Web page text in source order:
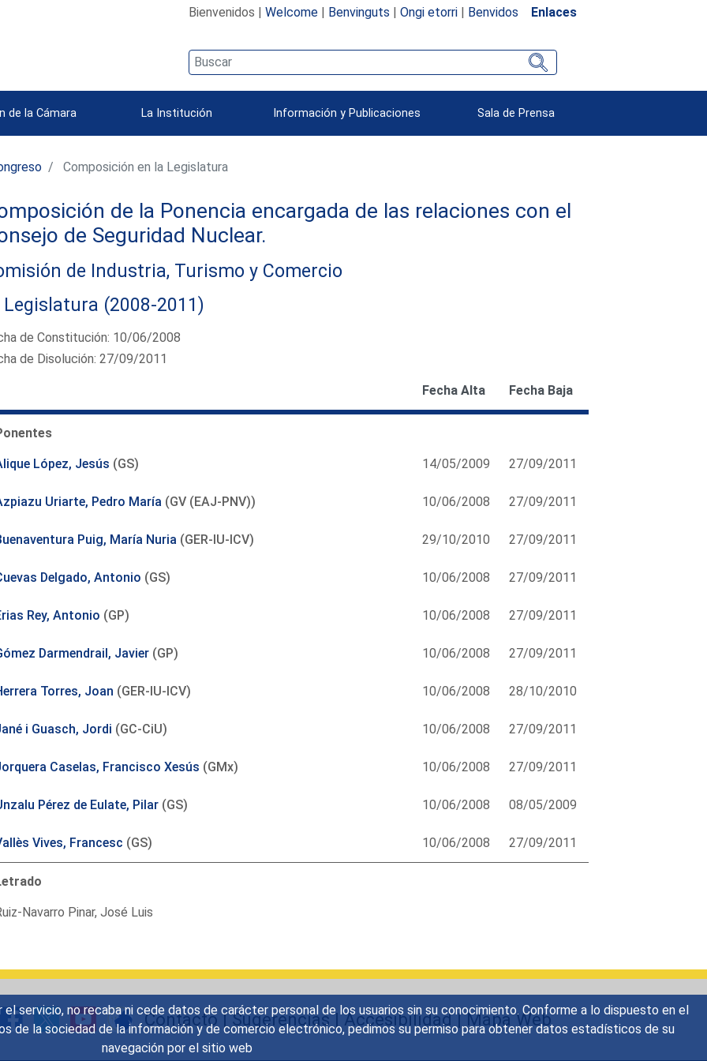
servicio, no recaba ni cede datos de carácter personal de los usuarios sin su conocimiento. Conforme a lo dispuesto en el
de la sociedad de la información y de comercio electrónico, pedimos su permiso para obtener datos estadísticos de su
navegación por el sitio web
Bienvenidos | Welcome| Benvinguts | Ongi etorri| Benvidos Enlaces
de la Cámara La Institución Información y Publicaciones Sala de Prensa
Composición en la Legislatura
de la Ponencia encargada de las relaciones con el
de Seguridad Nuclear.
de Industria, Turismo y Comercio
Legislatura (2008-2011)
de Constitución: 10/06/2008
de Disolución: 27/09/2011
Fecha Alta Fecha Baja
López, Jesús (GS) 14/05/2009 27/09/2011
Uriarte, Pedro María (GV (EAJ-PNV)) 10/06/2008 27/09/2011
Puig, María Nuria (GER-IU-ICV) 29/10/2010 27/09/2011
Delgado, Antonio (GS) 10/06/2008 27/09/2011
Rey, Antonio (GP) 10/06/2008 27/09/2011
Darmendrail, Javier(GP) 10/06/2008 27/09/2011
Torres, Joan (GER-IU-ICV) 10/06/2008 28/10/2010
i Guasch, Jordi (GC-CiU) 10/06/2008 27/09/2011
Caselas, Francisco Xesús (GMx) 10/06/2008 27/09/2011
Pérez de Eulate, Pilar(GS) 10/06/2008 08/05/2009
Vives, Francesc (GS) 10/06/2008 27/09/2011
Navarro Pinar, José Luis
Contacto|Sugerencias|Accesibilidad|Mapa Web